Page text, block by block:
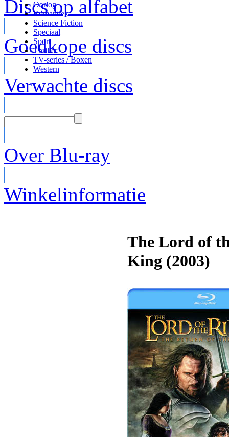
Discs op alfabet
Goedkope discs
Verwachte discs
Over Blu-ray
Winkelinformatie
Oorlog
Romantiek
Science Fiction
Speciaal
Sport
Thriller
TV-series / Boxen
Western
The Lord of
King (2003)